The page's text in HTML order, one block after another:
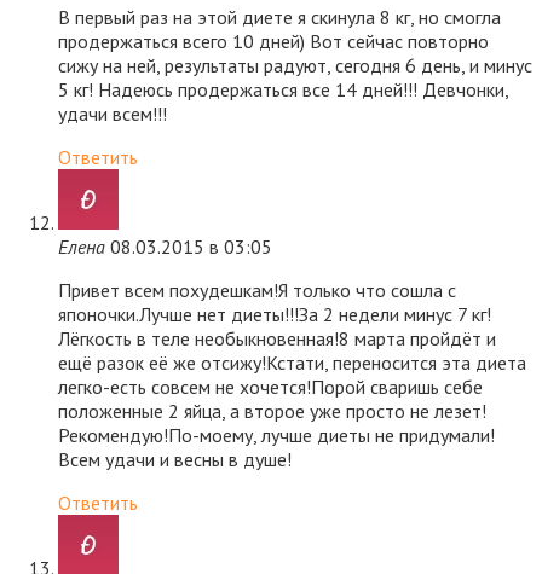
В первый раз на этой диете я скинула 8 кг, но смогла
продержаться всего 10 дней) Вот сейчас повторно
сижу на ней, результаты радуют, сегодня 6 день, и минус
5 кг! Надеюсь продержаться все 14 дней!!! Девчонки,
удачи всем!!!
Ответить
Елена 08.03.2015 в 03:05
Привет всем похудешкам!Я только что сошла с
японочки.Лучше нет диеты!!!За 2 недели минус 7 кг!
Лёгкость в теле необыкновенная!8 марта пройдёт и
ещё разок её же отсижу!Кстати, переносится эта диета
легко-есть совсем не хочется!Порой сваришь себе
положенные 2 яйца, а второе уже просто не лезет!
Рекомендую!По-моему, лучше диеты не придумали!
Всем удачи и весны в душе!
Ответить